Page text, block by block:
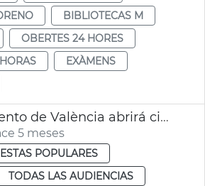
BIBLIOTECAS M
OBERTES 24 HORES
EXÀMENS
El Ayuntamiento de València abrirá cinco bibliotecas 24 horas durante las épocas de exámenes
5 meses
POPULARES
TODAS LAS AUDIENCIAS